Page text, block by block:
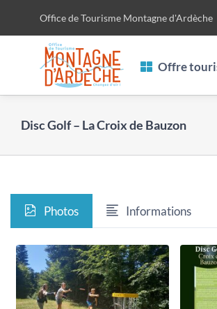
contenu
Office de Tourisme Montagne d'Ardèche
Offre
Disc Golf – La Croix de Bauzon
Photos Informations